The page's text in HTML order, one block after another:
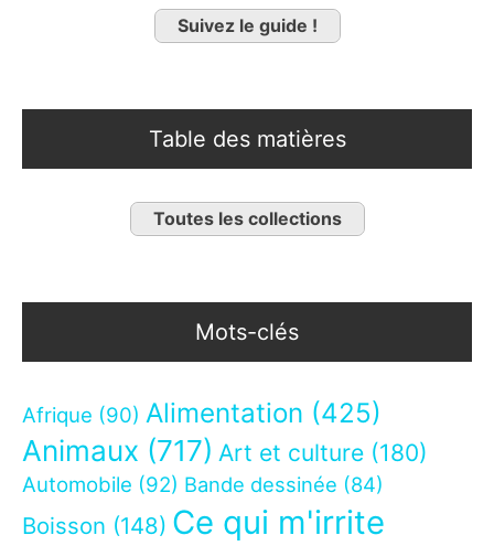
Suivez le guide !
Table des matières
Toutes les collections
Mots-clés
Afrique (90) Alimentation (425)
Animaux (717) Art et culture (180)
Automobile (92) Bande dessinée (84)
Boisson (148) Ce qui m'irrite